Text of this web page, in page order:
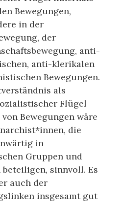
Bewegungen,
in der
der
anti-
anti-klerikalen
Bewegungen.
als
Flügel
Bewegungen wäre
die
in
Gruppen und
beteiligen, sinnvoll. Es
auch der
insgesamt gut